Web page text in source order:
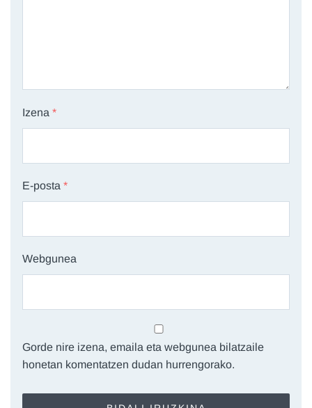
Izena *
E-posta *
Webgunea
Gorde nire izena, emaila eta webgunea bilatzaile
honetan komentatzen dudan hurrengorako.